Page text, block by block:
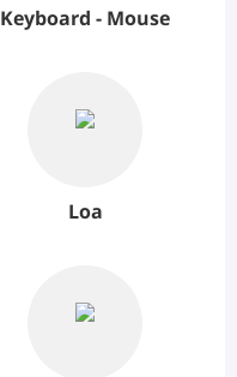
Keyboard - Mouse
Loa